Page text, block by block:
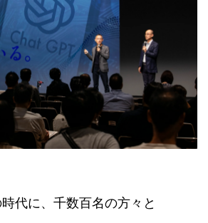
代に、千数百名の方々と